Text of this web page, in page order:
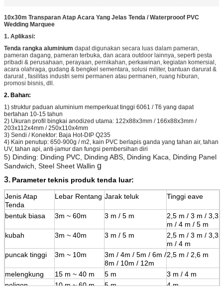
10x30m Transparan Atap Acara Yang Jelas Tenda / Waterprooof PVC
Wedding Marquee
1. Aplikasi:
Tenda rangka aluminium dapat digunakan secara luas dalam pameran,
pameran dagang, pameran terbuka, dan acara outdoor lainnya, seperti pesta
pribadi & perusahaan, perayaan, pernikahan, perkawinan, kegiatan komersial,
acara olahraga, gudang & bengkel sementara, solusi militer, bantuan darurat &
darurat , fasilitas industri semi permanen atau permanen, ruang hiburan,
promosi bisnis, dll.
2. Bahan:
1) struktur paduan aluminium memperkuat tinggi 6061 / T6 yang dapat
bertahan 10-15 tahun
2) Ukuran profil bingkai anodized utama: 122x88x3mm / 166x88x3mm /
203x112x4mm / 250x110x4mm
3) Sendi / Konektor: Baja Hot-DIP Q235
4) Kain penutup: 650-900g / m2, kain PVC berlapis ganda yang tahan air, tahan
UV, tahan api, anti-jamur dan fungsi pembersihan diri
5) Dinding: Dinding PVC, Dinding ABS, Dinding Kaca, Dinding Panel
Sandwich, Steel Sheet Wallin g
3. Parameter teknis produk tenda luar:
Jenis Atap
Tenda
Lebar Rentang Jarak teluk Tinggi eave
bentuk biasa 3m ~ 60m 3 m / 5 m
2,5 m / 3 m / 3,3
m / 4 m / 5 m
kubah
3m ~ 40m 3 m / 5 m
2,5 m / 3 m / 3,3
m / 4 m
puncak tinggi
3m ~ 10m
3m / 4m / 5m / 6m /
8m / 10m / 12m
2,5 m / 2,6 m
melengkung 15 m ~ 40 m 5 m
3 m / 4 m
poligon
10 m ~ 60 m 5 m 4 m